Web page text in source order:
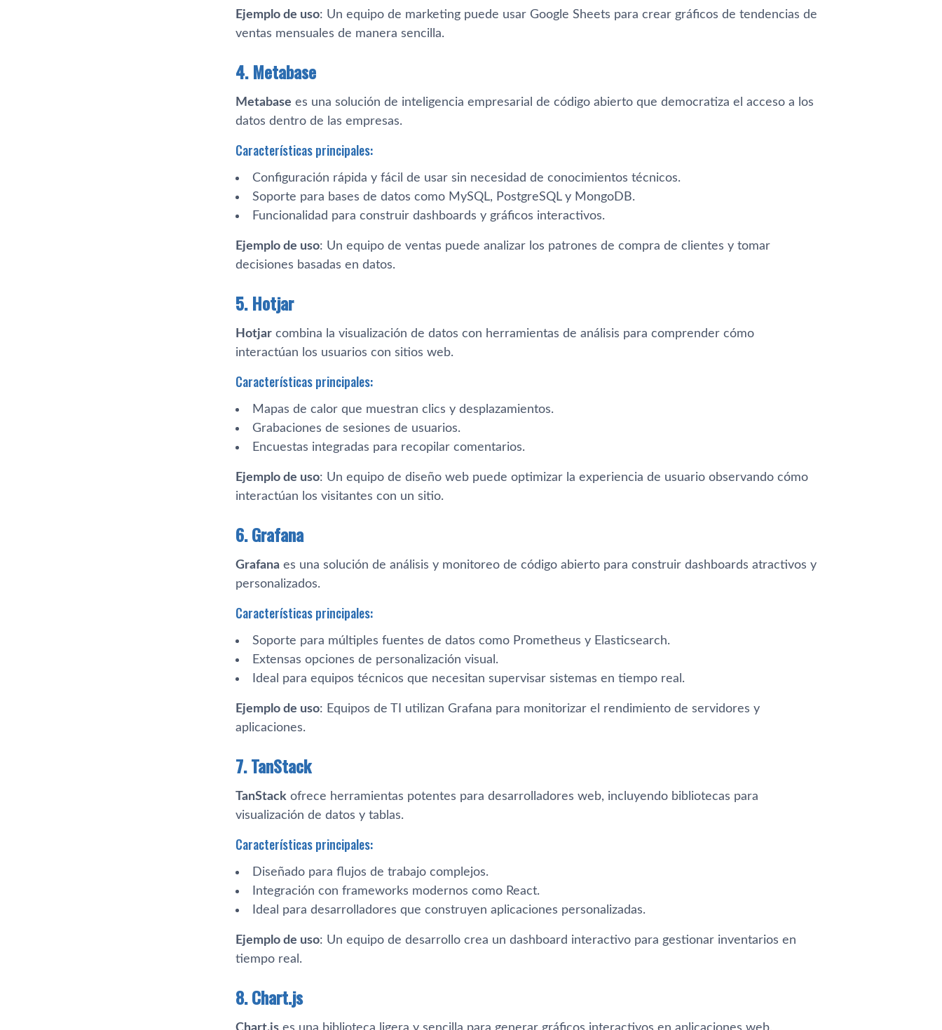
Ejemplo de uso: Un equipo de marketing puede usar Google Sheets para crear gráficos de tendencias de
ventas mensuales de manera sencilla.
4. Metabase
Metabase es una solución de inteligencia empresarial de código abierto que democratiza el acceso a los
datos dentro de las empresas.
Características principales:
Configuración rápida y fácil de usar sin necesidad de conocimientos técnicos.
Soporte para bases de datos como MySQL, PostgreSQL y MongoDB.
Funcionalidad para construir dashboards y gráficos interactivos.
Ejemplo de uso: Un equipo de ventas puede analizar los patrones de compra de clientes y tomar
decisiones basadas en datos.
5. Hotjar
Hotjar combina la visualización de datos con herramientas de análisis para comprender cómo
interactúan los usuarios con sitios web.
Características principales:
Mapas de calor que muestran clics y desplazamientos.
Grabaciones de sesiones de usuarios.
Encuestas integradas para recopilar comentarios.
Ejemplo de uso: Un equipo de diseño web puede optimizar la experiencia de usuario observando cómo
interactúan los visitantes con un sitio.
6. Grafana
Grafana es una solución de análisis y monitoreo de código abierto para construir dashboards atractivos y
personalizados.
Características principales:
Soporte para múltiples fuentes de datos como Prometheus y Elasticsearch.
Extensas opciones de personalización visual.
Ideal para equipos técnicos que necesitan supervisar sistemas en tiempo real.
Ejemplo de uso: Equipos de TI utilizan Grafana para monitorizar el rendimiento de servidores y
aplicaciones.
7. TanStack
TanStack ofrece herramientas potentes para desarrolladores web, incluyendo bibliotecas para
visualización de datos y tablas.
Características principales:
Diseñado para flujos de trabajo complejos.
Integración con frameworks modernos como React.
Ideal para desarrolladores que construyen aplicaciones personalizadas.
Ejemplo de uso: Un equipo de desarrollo crea un dashboard interactivo para gestionar inventarios en
tiempo real.
8. Chart.js